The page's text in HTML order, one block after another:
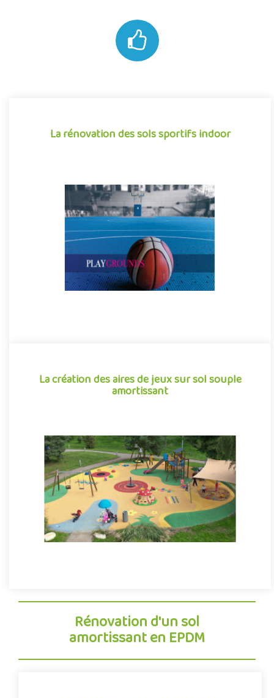
La rénovation des sols sportifs indoor
La rénovation des sols sportifs indoor
il y a près de 20 ans en Auvergne, afin de répondre le plus
efficacement possible aux besoins de ses clients, la société
Next D a mis au point un revêtement en polypropylène testé en
laboratoire et conforme à la norme NF EN 14904 .
1194
0
0
La création des aires de jeux sur sol souple
amortissant
amortissant
Revêtement amortissant pour aménagements ludiques et
sportifs assurant des performances sans égales, tant en
termes de sécurité que de longévité, le sol souple coulé s'inscrit
naturellement comme la référence de qualité en matière de
création de sol amortissant pour aires de jeux extérieurs.
4798
0
0
Rénovation d'un sol
amortissant en EPDM